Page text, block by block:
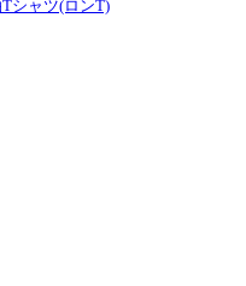
シャツ(ロンT)